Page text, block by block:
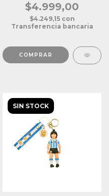
$4.999,00
$4.249,15 con
Transferencia bancaria
SIN STOCK